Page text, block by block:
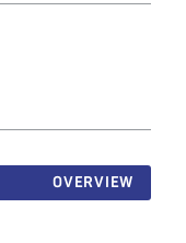
OVERVIEW